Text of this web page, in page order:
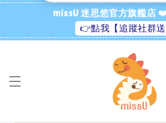
missU 迷思悠官方旗艦店
👉點我【追蹤社群送